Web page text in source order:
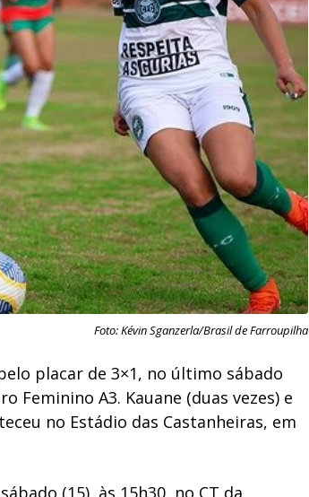
Foto: Kévin Sganzerla/Brasil de Farroupilha
placar de 3×1, no último sábado
Feminino A3. Kauane (duas vezes) e
no Estádio das Castanheiras, em
(15), às 15h30, no CT da